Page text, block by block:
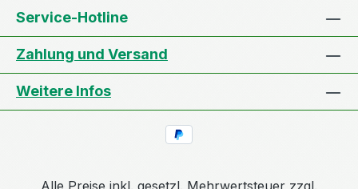
Service-Hotline
Zahlung und Versand
Weitere Infos
Alle Preise inkl. gesetzl. Mehrwertsteuer zzgl.